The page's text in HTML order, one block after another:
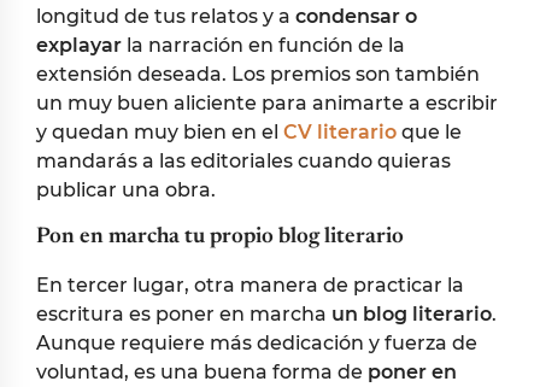
longitud de tus relatos y a condensar o
explayar la narración en función de la
extensión deseada. Los premios son también
un muy buen aliciente para animarte a escribir
y quedan muy bien en el CV literario que le
mandarás a las editoriales cuando quieras
publicar una obra.
Pon en marcha tu propio blog literario
En tercer lugar, otra manera de practicar la
escritura es poner en marcha un blog literario.
Aunque requiere más dedicación y fuerza de
voluntad, es una buena forma de poner en